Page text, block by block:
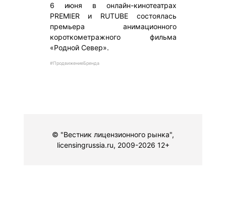
6 июня в онлайн-кинотеатрах
PREMIER и RUTUBE состоялась
премьера анимационного
короткометражного фильма
«Родной Север».
#ПродвижениеБренда
© "Вестник лицензионного рынка",
licensingrussia.ru, 2009-2026 12+